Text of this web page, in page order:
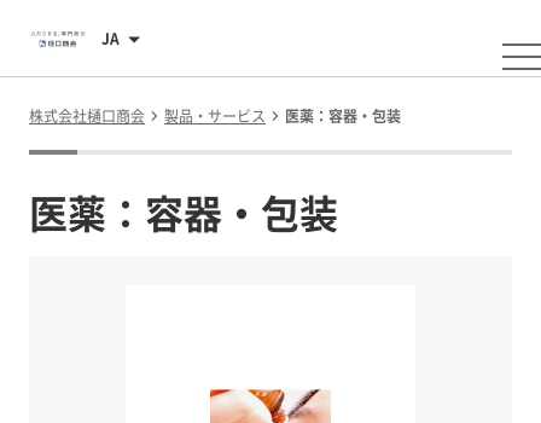
JA
株式会社樋口商会 製品・サービス 医薬：容器・包装
医薬：容器・包装